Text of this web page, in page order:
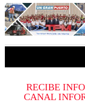
RECIBE
CANAL